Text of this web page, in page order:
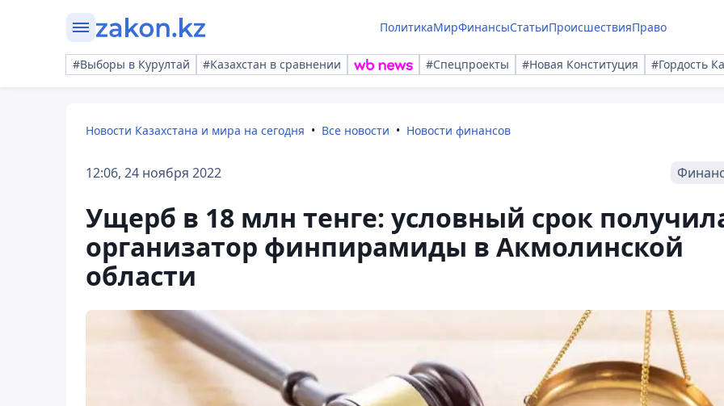
ПолитикаМирФинансыСтатьиПроисшествияПраво
#Выборы в Курултай #Казахстан в сравнении #Спецпроекты #Новая Конституция #Гордость
Новости Казахстана и мира на сегодня Все новости Новости финансов
12:06, 24 ноября 2022
Ущерб в 18 млн тенге: условный срок
организатор финпирамиды в Акмолинской
области